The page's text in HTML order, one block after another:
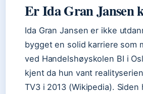
Er Ida Gran Jansen
Ida Gran Jansen er ikke
bygget en solid karriere som
ved Handelshøyskolen BI i
kjent da hun vant
TV3 i 2013 (Wikipedia).